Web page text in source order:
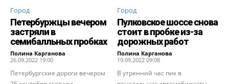
Город
Петербуржцы вечером
застряли в
семибалльных пробках
Полина Карганова -
26.09.2022 19:00
Петербургские дороги вечером
Город
Пулковское шоссе снова
стоит в пробке из-за
дорожных работ
Полина Карганова -
19.09.2022 09:08
В утренний час пик в